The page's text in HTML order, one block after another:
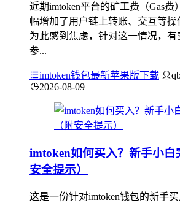
近期imtoken平台的矿工费（Gas费
幅增加了用户链上转账、交互等
为此感到焦虑，针对这一情况，
参...
imtoken钱包最新苹果版下载
2026-08-09
imtoken如何买入？新手小白
安全提示）
这是一份针对imtoken钱包的新手